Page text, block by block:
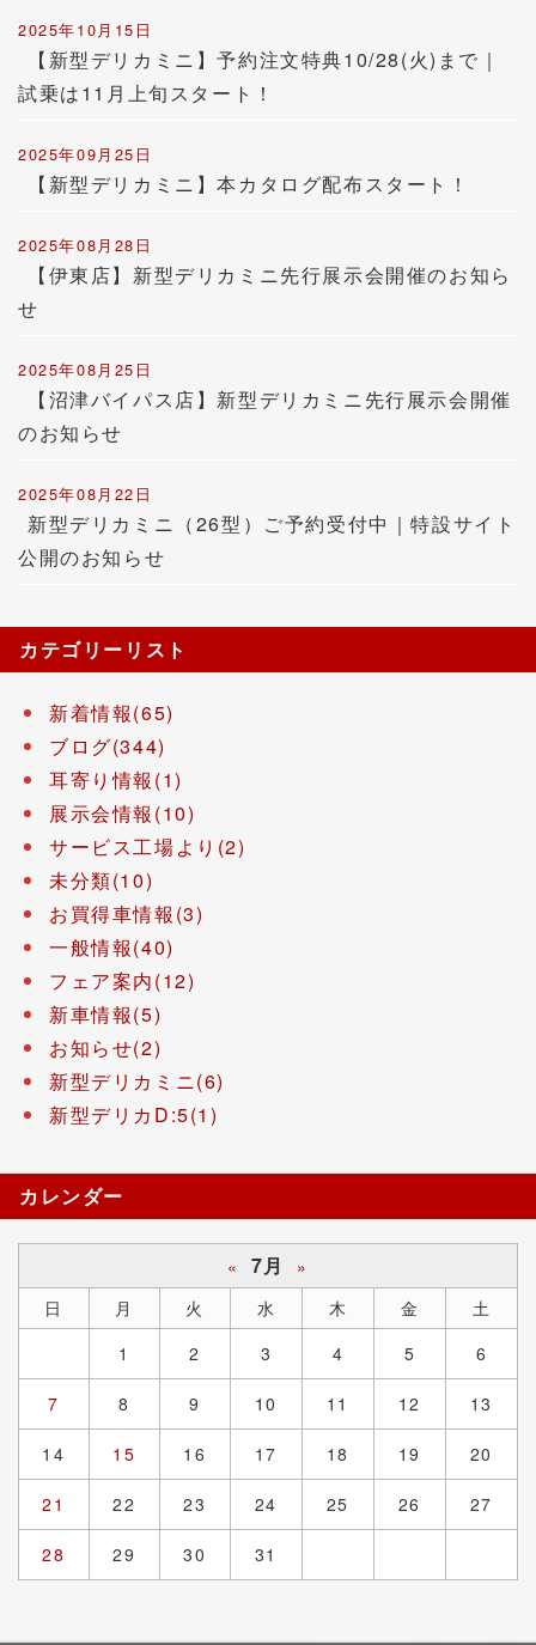
2025年10月15日
【新型デリカミニ】予約注文特典10/28(火)まで｜
試乗は11月上旬スタート！
2025年09月25日
【新型デリカミニ】本カタログ配布スタート！
2025年08月28日
【伊東店】新型デリカミニ先行展示会開催のお知ら
せ
2025年08月25日
【沼津バイパス店】新型デリカミニ先行展示会開催
のお知らせ
2025年08月22日
新型デリカミニ（26型）ご予約受付中｜特設サイト
公開のお知らせ
カテゴリーリスト
新着情報(65)
ブログ(344)
耳寄り情報(1)
展示会情報(10)
サービス工場より(2)
未分類(10)
お買得車情報(3)
一般情報(40)
フェア案内(12)
新車情報(5)
お知らせ(2)
新型デリカミニ(6)
新型デリカD:5(1)
カレンダー
« 7月
»
日
月 火 水 木 金
土
1
2 3 4 5 6
7 8 9 10 11 12 13
14 15 16 17 18 19 20
21 22 23 24 25 26 27
28 29 30 31